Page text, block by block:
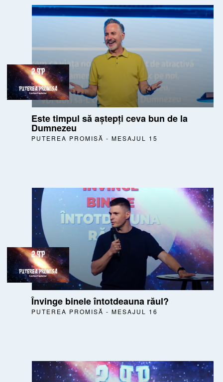
Este timpul să aștepți ceva bun de la
Dumnezeu
PUTEREA PROMISĂ - MESAJUL 15
Învinge binele întotdeauna răul?
PUTEREA PROMISĂ - MESAJUL 16